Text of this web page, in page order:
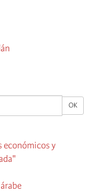
OK
económicos y